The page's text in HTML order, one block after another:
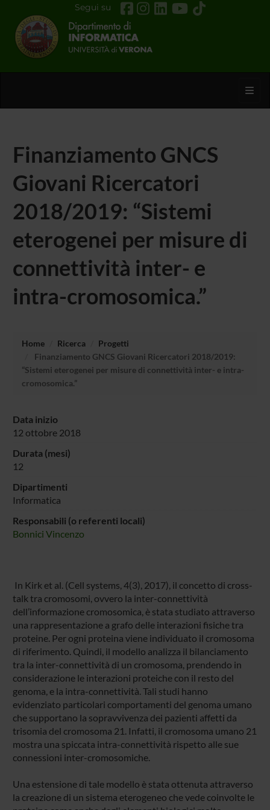
Segui su
Finanziamento GNCS
Giovani Ricercatori
2018/2019: “Sistemi
eterogenei per misure di
connettività inter- e
intra-cromosomica.”
Home Ricerca
Progetti
Finanziamento GNCS Giovani Ricercatori 2018/2019:
“Sistemi eterogenei per misure di connettività inter- e intra-
cromosomica.”
Data inizio
12 ottobre 2018
Durata (mesi)
12
Dipartimenti
Informatica
Responsabili (o referenti locali)
Bonnici Vincenzo
In Kirk et al. (Cell systems, 4(3), 2017), il concetto di cross-
talk tra cromosomi, ovvero la inter-connettività
dell’informazione cromosomica, è stata studiato attraverso
una rappresentazione a grafo delle interazioni fisiche tra
proteine. Per ogni proteina viene individuato il cromosoma
di riferimento. Quindi, il modello analizza il bilanciamento
tra la inter-connettività di un cromosoma, prendendo in
considerazione le interazioni proteiche con il resto del
genoma, e la intra-connettività. Tali studi hanno
evidenziato particolari comportamenti del genoma umano
che supportano la sopravvivenza dei pazienti affetti da
trisomia del cromosoma 21. Infatti, il cromosoma umano 21
mostra una spiccata intra-connettività rispetto alle sue
connessioni inter-cromosomiche.
Una estensione di tale modello è stata ottenuta attraverso
la creazione di un sistema eterogeneo che vede coinvolte le